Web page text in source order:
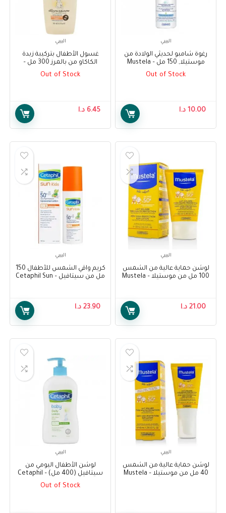
البيبي
رغوة شامبو لحديثي الولادة من
موستيلا, 150 مل – Mustela
Foam Shampoo for Newborns
Out of Stock
10.00 د.ا
البيبي
غسول الأطفال بتركيبة زبدة
الكاكاو من بالمرز 300 مل –
Palmer’s Cocoa Butter
Out of Stock
6.45 د.ا
البيبي
لوشن حماية عالية من الشمس
100 مل من موستيلا – Mustela
21.00 د.ا
البيبي
كريم واقي الشمس للأطفال 150
مل من سيتافيل – Cetaphil Sun
23.90 د.ا
البيبي
لوشن حماية عالية من الشمس
40 مل من موستيلا – Mustela
البيبي
لوشن الأطفال اليومي من
سيتافيل (400 مل) – Cetaphil
Baby Daily Lotion (400ml)
Out of Stock